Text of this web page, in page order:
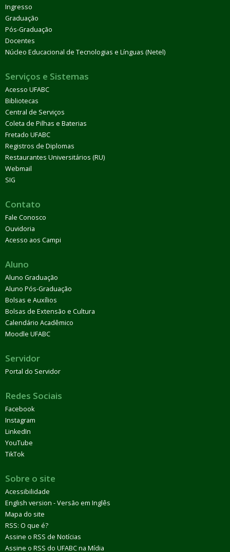
Ingresso
Graduação
Pós-Graduação
Docentes
Núcleo Educacional de Tecnologias e Línguas (Netel)
Serviços e Sistemas
Acesso UFABC
Bibliotecas
Central de Serviços
Coleta de Pilhas e Baterias
Fretado UFABC
Registros de Diplomas
Restaurantes Universitários (RU)
Webmail
SIG
Contato
Fale Conosco
Ouvidoria
Acesso aos Campi
Aluno
Aluno Graduação
Aluno Pós-Graduação
Bolsas e Auxílios
Bolsas de Extensão e Cultura
Calendário Acadêmico
Moodle UFABC
Servidor
Portal do Servidor
Redes Sociais
Facebook
Instagram
LinkedIn
YouTube
TikTok
Sobre o site
Acessibilidade
English version - Versão em Inglês
Mapa do site
RSS: O que é?
Assine o RSS de Notícias
Assine o RSS do UFABC na Mídia